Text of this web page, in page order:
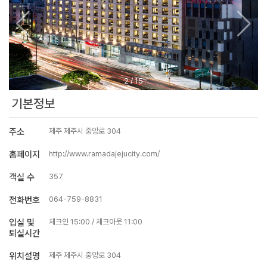
2/15
기본정보
주소 제주 제주시 중앙로 304
홈페이지 http://www.ramadajejucity.com/
객실 수 357
전화번호 064-759-8831
입실 및
퇴실시간
체크인 15:00 / 체크아웃 11:00
위치설명 제주 제주시 중앙로 304